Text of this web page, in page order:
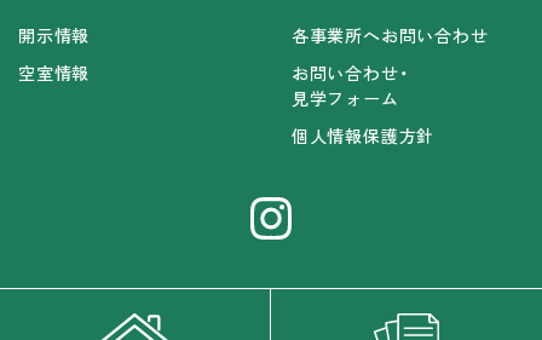
開示情報
空室情報
各事業所へお問い合わせ
お問い合わせ・
見学フォーム
個人情報保護方針